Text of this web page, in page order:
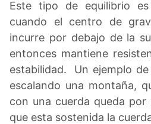
Este tipo de equilibrio
cuando el centro de
incurre por debajo de la
entonces mantiene
estabilidad. Un ejemplo
escalando una montaña,
con una cuerda queda
que esta sostenida la